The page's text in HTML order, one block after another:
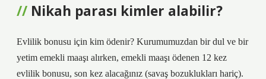
Nikah parası kimler alabilir?
Evlilik bonusu için kim ödenir? Kurumumuzdan bir dul ve bir
yetim emekli maaşı alırken, emekli maaşı ödenen 12 kez
evlilik bonusu, son kez alacağınız (savaş bozuklukları hariç).